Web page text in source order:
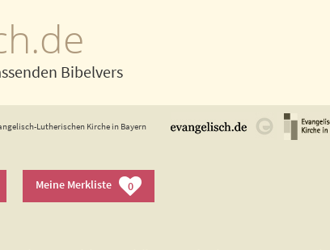
Bibelvers
Lutherischen Kirche in Bayern
Meine Merkliste 0